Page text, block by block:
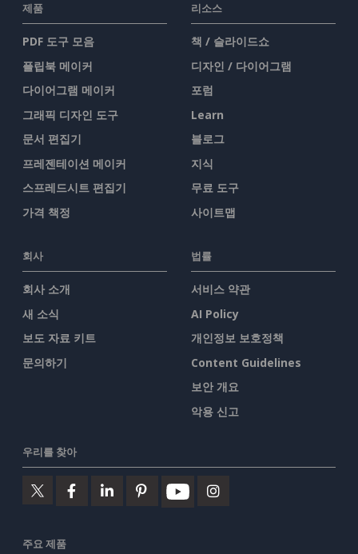
제품
PDF 도구 모음
플립북 메이커
다이어그램 메이커
그래픽 디자인 도구
문서 편집기
프레젠테이션 메이커
스프레드시트 편집기
가격 책정
리소스
책 / 슬라이드쇼
디자인 / 다이어그램
포럼
Learn
블로그
지식
무료 도구
사이트맵
회사
회사 소개
새 소식
보도 자료 키트
문의하기
법률
서비스 약관
AI Policy
개인정보 보호정책
Content Guidelines
보안 개요
악용 신고
우리를 찾아
주요 제품